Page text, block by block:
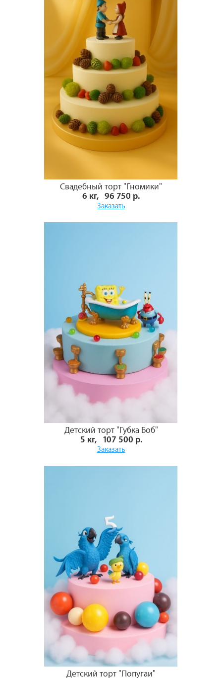
Свадебный торт "Гномики"
6 кг, 96 750 р.
Заказать
Детский торт "Губка Боб"
5 кг, 107 500 р.
Заказать
Детский торт "Попугаи"